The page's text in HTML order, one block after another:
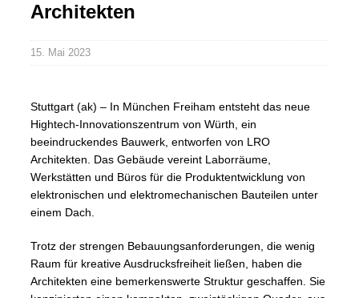
Architekten
15. Mai 2023
Stuttgart (ak) – In München Freiham entsteht das neue
Hightech-Innovationszentrum von Würth, ein
beeindruckendes Bauwerk, entworfen von LRO
Architekten. Das Gebäude vereint Laborräume,
Werkstätten und Büros für die Produktentwicklung von
elektronischen und elektromechanischen Bauteilen unter
einem Dach.
Trotz der strengen Bebauungsanforderungen, die wenig
Raum für kreative Ausdrucksfreiheit ließen, haben die
Architekten eine bemerkenswerte Struktur geschaffen. Sie